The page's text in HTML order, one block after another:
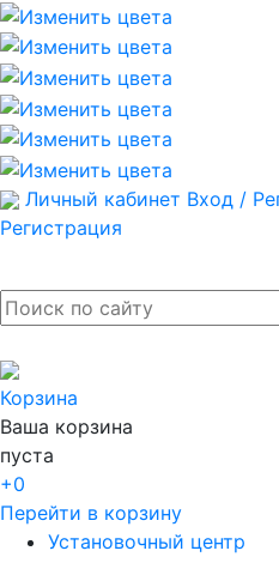
Личный кабинет Вход /
Регистрация
Корзина
Ваша корзина
пуста
+0
Перейти в корзину
Установочный центр